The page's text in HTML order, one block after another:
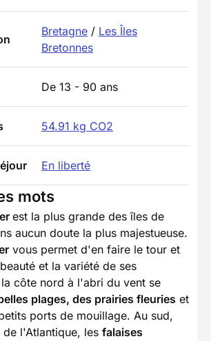
Bretagne / Les Îles
Bretonnes
De 13 - 90 ans
54.91 kg CO2
En liberté
mots
est la plus grande des îles de
aucun doute la plus majestueuse.
vous permet d'en faire le tour et
et la variété de ses
côte nord à l'abri du vent se
plages, des prairies fleuries et
ports de mouillage. Au sud,
l'Atlantique, les falaises